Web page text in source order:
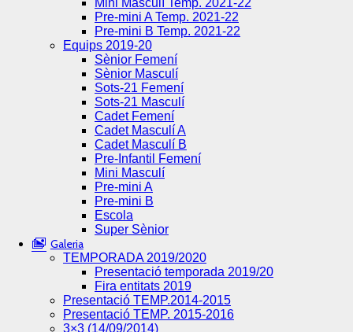
Pre-mini A Temp. 2021-22
Pre-mini B Temp. 2021-22
Equips 2019-20
Sènior Femení
Sènior Masculí
Sots-21 Femení
Sots-21 Masculí
Cadet Femení
Cadet Masculí A
Cadet Masculí B
Pre-Infantil Femení
Mini Masculí
Pre-mini A
Pre-mini B
Escola
Super Sènior
Galeria
TEMPORADA 2019/2020
Presentació temporada 2019/20
Fira entitats 2019
Presentació TEMP.2014-2015
Presentació TEMP. 2015-2016
3×3 (14/09/2014)